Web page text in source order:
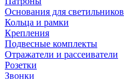
Основания для светильников
Кольца и рамки
Крепления
Подвесные комплекты
Отражатели и рассеиватели
Розетки
Звонки